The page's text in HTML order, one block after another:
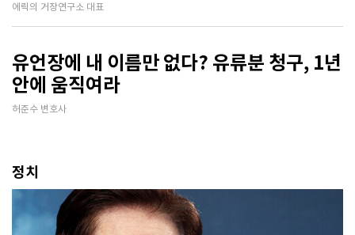
에릭의 거장연구소 대표
유언장에 내 이름만 없다? 유류분 청구, 1년
안에 움직여라
허준수 변호사
정치